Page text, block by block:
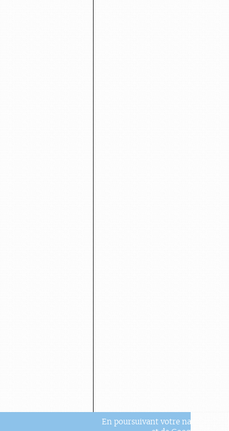
En poursuivant votre navigation,